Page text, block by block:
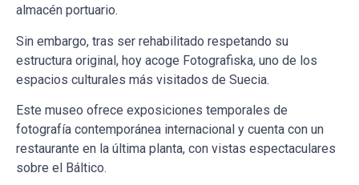
almacén portuario.
Sin embargo, tras ser rehabilitado respetando su
estructura original, hoy acoge Fotografiska, uno de los
espacios culturales más visitados de Suecia.
Este museo ofrece exposiciones temporales de
fotografía contemporánea internacional y cuenta con un
restaurante en la última planta, con vistas espectaculares
sobre el Báltico.